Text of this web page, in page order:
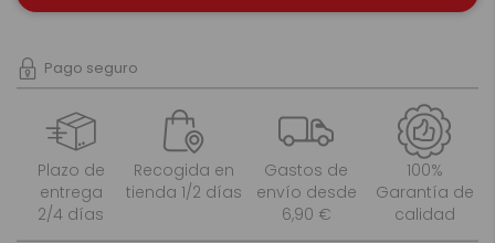
Pago seguro
Plazo de
entrega
2/4 días
Recogida en
tienda 1/2 días
Gastos de
envío desde
6,90 €
100%
Garantía de
calidad